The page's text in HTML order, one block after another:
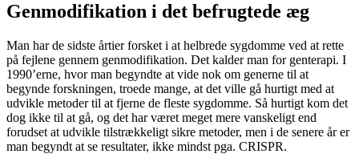
Genmodifikation i det befrugtede æg
Man har de sidste årtier forsket i at helbrede sygdomme ved at rette
på fejlene gennem genmodifikation. Det kalder man for genterapi. I
1990’erne, hvor man begyndte at vide nok om generne til at
begynde forskningen, troede mange, at det ville gå hurtigt med at
udvikle metoder til at fjerne de fleste sygdomme. Så hurtigt kom det
dog ikke til at gå, og det har været meget mere vanskeligt end
forudset at udvikle tilstrækkeligt sikre metoder, men i de senere år er
man begyndt at se resultater, ikke mindst pga. CRISPR.